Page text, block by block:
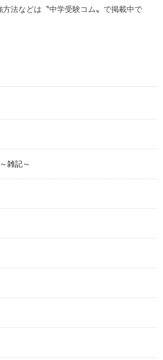
法などは〝中学受験コム〟で掲載中で
雑記～